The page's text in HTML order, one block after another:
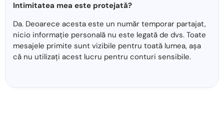
Intimitatea mea este protejată?
Da. Deoarece acesta este un număr temporar partajat,
nicio informație personală nu este legată de dvs. Toate
mesajele primite sunt vizibile pentru toată lumea, așa
că nu utilizați acest lucru pentru conturi sensibile.